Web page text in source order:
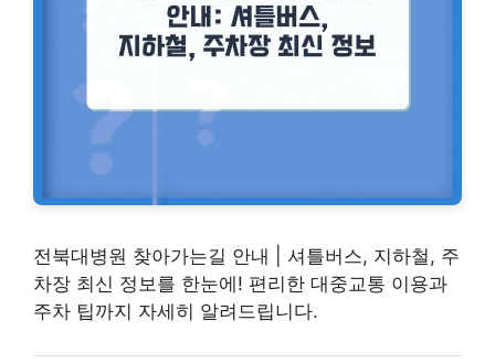
전북대병원 찾아가는길 안내 | 셔틀버스, 지하철, 주
차장 최신 정보를 한눈에! 편리한 대중교통 이용과
주차 팁까지 자세히 알려드립니다.